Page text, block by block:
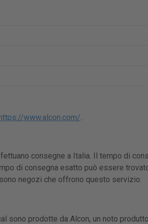
www.alcon.com/.
consegne a Italia. Il tempo di
di consegna esatto può essere
negozi che offrono questo servizio.
sono prodotte da Alcon, un noto